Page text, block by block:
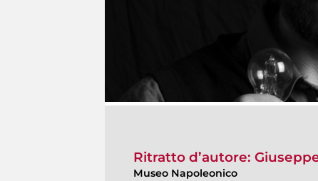
Ritratto d’autore:
Museo Napoleonico